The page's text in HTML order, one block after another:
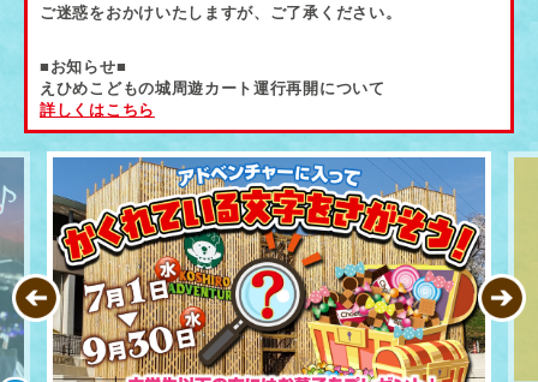
ご迷惑をおかけいたしますが、ご了承ください。
■お知らせ■
えひめこどもの城周遊カート運行再開について
詳しくはこちら